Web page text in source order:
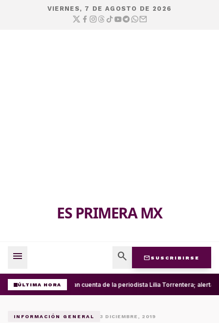
VIERNES, 7 DE AGOSTO DE 2026
ES PRIMERA MX
menu search mail SUSCRIBIRSE
ÚLTIMA HORARoban cuenta de la periodista Lilia Torrentera; alerta
INFORMACIÓN GENERAL 3 DICIEMBRE, 2019